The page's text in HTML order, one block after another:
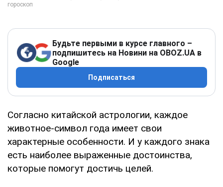
Будьте первыми в курсе главного –
подпишитесь на Новини на OBOZ.UA в
Google
Подписаться
Согласно китайской астрологии, каждое
животное-символ года имеет свои
характерные особенности. И у каждого знака
есть наиболее выраженные достоинства,
которые помогут достичь целей.